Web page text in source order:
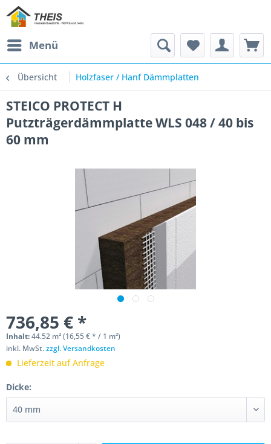
Menü
Übersicht Holzfaser / Hanf Dämmplatten
STEICO PROTECT H
Putzträgerdämmplatte WLS 048 / 40 bis
60 mm
736,85 € *
Inhalt:44.52 m² (16,55 € * / 1 m²)
inkl. MwSt.zzgl. Versandkosten
Lieferzeit auf Anfrage
Dicke: